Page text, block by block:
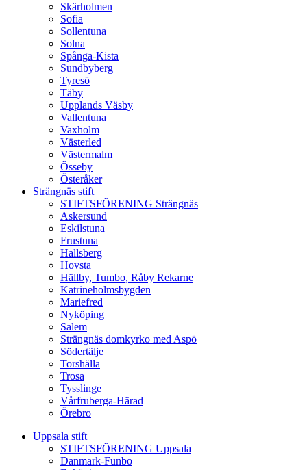
Skärholmen
Sofia
Sollentuna
Solna
Spånga-Kista
Sundbyberg
Tyresö
Täby
Upplands Väsby
Vallentuna
Vaxholm
Västerled
Västermalm
Össeby
Österåker
Strängnäs stift
STIFTSFÖRENING Strängnäs
Askersund
Eskilstuna
Frustuna
Hallsberg
Hovsta
Hällby, Tumbo, Råby Rekarne
Katrineholmsbygden
Mariefred
Nyköping
Salem
Strängnäs domkyrko med Aspö
Södertälje
Torshälla
Trosa
Tysslinge
Vårfruberga-Härad
Örebro
Uppsala stift
STIFTSFÖRENING Uppsala
Danmark-Funbo